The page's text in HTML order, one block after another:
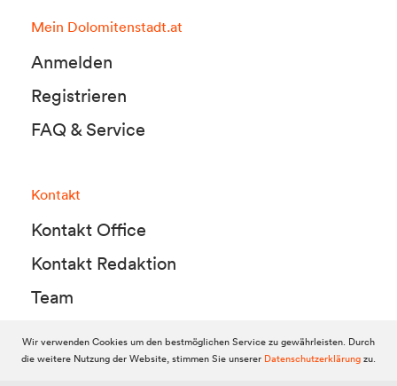
Mein Dolomitenstadt.at
Anmelden
Registrieren
FAQ & Service
Kontakt
Kontakt Office
Kontakt Redaktion
Team
© 2010-2026 Dolomitenstadt.at
Wir verwenden Cookies um den bestmöglichen Service zu gewährleisten. Durch
die weitere Nutzung der Website, stimmen Sie unserer Datenschutzerklärungzu.